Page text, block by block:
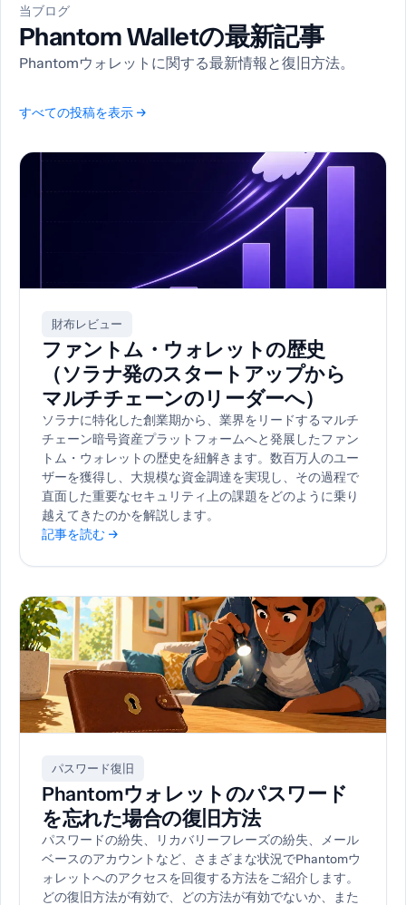
当ブログ
Phantom Walletの最新記事
Phantomウォレットに関する最新情報と復旧方法。
すべての投稿を表示 →
財布レビュー
ファントム・ウォレットの歴史
（ソラナ発のスタートアップから
マルチチェーンのリーダーへ）
ソラナに特化した創業期から、業界をリードするマルチ
チェーン暗号資産プラットフォームへと発展したファン
トム・ウォレットの歴史を紐解きます。数百万人のユー
ザーを獲得し、大規模な資金調達を実現し、その過程で
直面した重要なセキュリティ上の課題をどのように乗り
越えてきたのかを解説します。
記事を読む →
パスワード復旧
Phantomウォレットのパスワード
を忘れた場合の復旧方法
パスワードの紛失、リカバリーフレーズの紛失、メール
ベースのアカウントなど、さまざまな状況でPhantomウ
ォレットへのアクセスを回復する方法をご紹介します。
どの復旧方法が有効で、どの方法が有効でないか、また